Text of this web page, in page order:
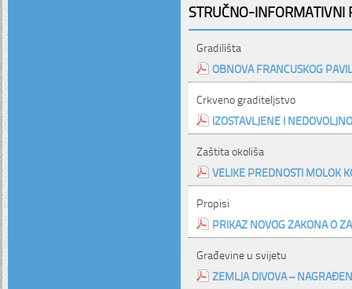
STRUČNO-INFORMATIVNI
Gradilišta
OBNOVA FRANCUSKOG
Crkveno graditeljstvo
IZOSTAVLJENE I
Zaštita okoliša
VELIKE PREDNOSTI MOLOK
Propisi
PRIKAZ NOVOG ZAKONA O
Građevine u svijetu
ZEMLJA DIVOVA –